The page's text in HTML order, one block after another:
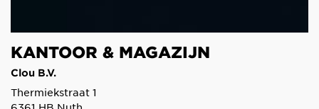
KANTOOR & MAGAZIJN
Clou B.V.
Thermiekstraat 1